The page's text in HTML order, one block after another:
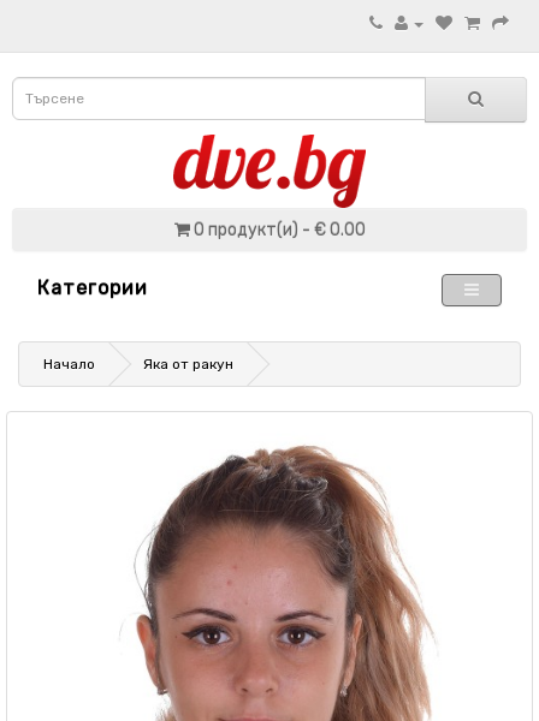
0 продукт(и) - € 0.00
Категории
Начало Яка от ракун